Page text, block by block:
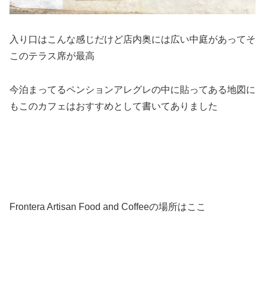
入り口はこんな感じだけど店内奥には広い中庭があってそ
このテラス席が最高
今泊まってるペンションアレグレの中に貼ってある地図に
もこのカフェはおすすめとして書いてありました
Frontera Artisan Food and Coffeeの場所はここ